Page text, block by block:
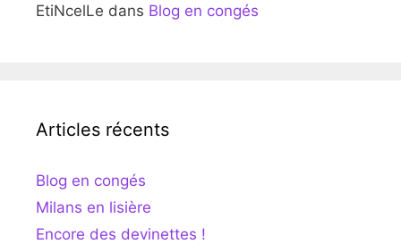
EtiNcelLe dans Blog en congés
Articles récents
Blog en congés
Milans en lisière
Encore des devinettes !